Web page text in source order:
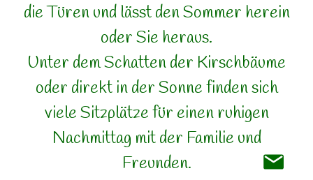
die Türen und lässt den Sommer herein
oder Sie heraus.
Unter dem Schatten der Kirschbäume
oder direkt in der Sonne finden sich
viele Sitzplätze für einen ruhigen
Nachmittag mit der Familie und
Freunden.